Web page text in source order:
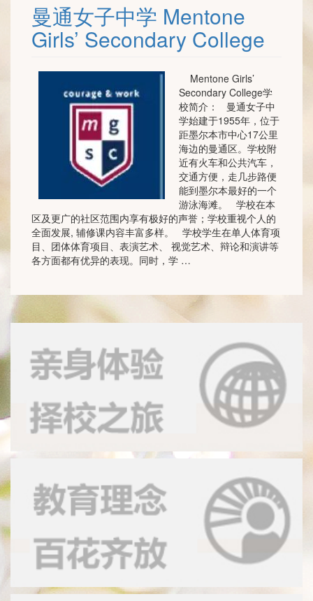
曼通女子中学 Mentone
Girls’ Secondary College
Mentone Girls’
Secondary College学
校简介： 曼通女子中
学始建于1955年，位于
距墨尔本市中心17公里
海边的曼通区。学校附
近有火车和公共汽车，
交通方便，走几步路便
能到墨尔本最好的一个
游泳海滩。 学校在本
区及更广的社区范围内享有极好的声誉；学校重视个人的
全面发展, 辅修课内容丰富多样。 学校学生在单人体育项
目、团体体育项目、表演艺术、 视觉艺术、辩论和演讲等
各方面都有优异的表现。同时，学 …